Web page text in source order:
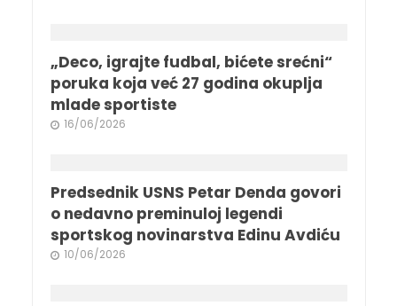
„Deco, igrajte fudbal, bićete srećni“
poruka koja već 27 godina okuplja
mlade sportiste
16/06/2026
Predsednik USNS Petar Denda govori
o nedavno preminuloj legendi
sportskog novinarstva Edinu Avdiću
10/06/2026